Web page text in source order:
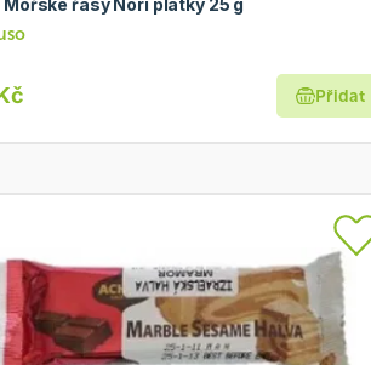
Mořské řasy Nori plátky 25 g
Přidat